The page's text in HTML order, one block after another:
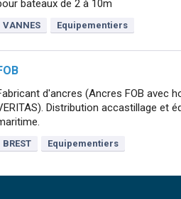
bateaux de 2 à 10m
VANNES Equipementiers
d'ancres (Ancres FOB avec
Distribution accastillage et
BREST Equipementiers